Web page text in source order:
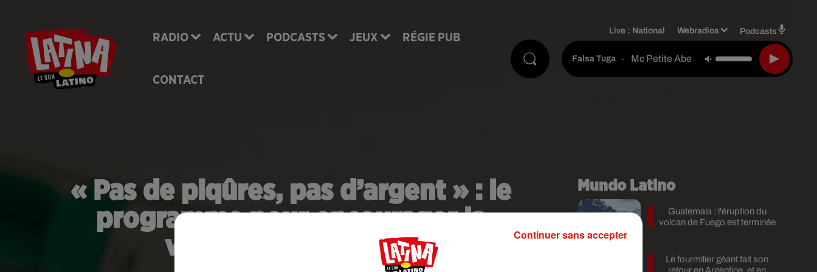
RADIO ACTU PODCASTS JEUX RÉGIE PUB
CONTACT
Live : National Webradios Podcasts
Falsa Tuga - Mc Petite Abelha
« Pas de piqûres, pas d’argent » : le
programme pour encourager la
vaccination infantile
Mundo Latino
Guatemala : l'éruption du
volcan de Fuego est terminée
Le fourmilier géant fait son
retour en Argentine, et en
Continuer sans accepter